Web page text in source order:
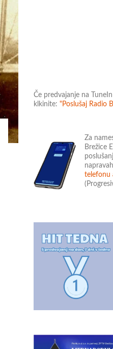
Če predvajanje na
klkinite: "Poslušaj Radio
Za
Brežice
telefonu